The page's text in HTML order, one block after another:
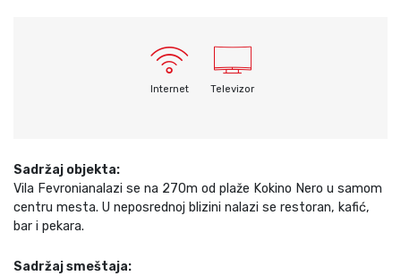
Internet Televizor
Sadržaj objekta:
Vila Fevronianalazi se na 270m od plaže Kokino Nero u samom
centru mesta. U neposrednoj blizini nalazi se restoran, kafić,
bar i pekara.
Sadržaj smeštaja: